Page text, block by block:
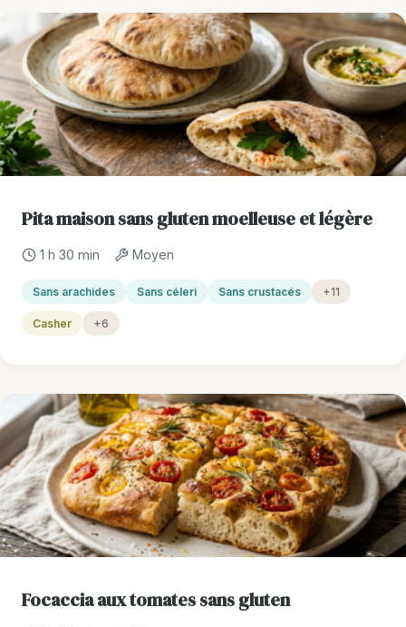
Pita maison sans gluten moelleuse et légère
1 h 30 min Moyen
Sans arachides Sans céleri Sans crustacés +11
Casher +6
Focaccia aux tomates sans gluten